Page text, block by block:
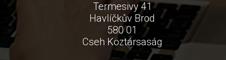
Termesivy 41
Havlíčkův Brod
580 01
Cseh Köztársaság